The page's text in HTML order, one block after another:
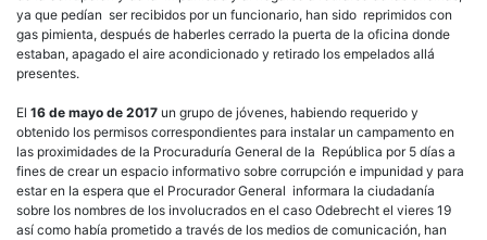
ya que pedían ser recibidos por un funcionario, han sido reprimidos con
gas pimienta, después de haberles cerrado la puerta de la oficina donde
estaban, apagado el aire acondicionado y retirado los empelados allá
presentes.
El 16 de mayo de 2017 un grupo de jóvenes, habiendo requerido y
obtenido los permisos correspondientes para instalar un campamento en
las proximidades de la Procuraduría General de la República por 5 días a
fines de crear un espacio informativo sobre corrupción e impunidad y para
estar en la espera que el Procurador General informara la ciudadanía
sobre los nombres de los involucrados en el caso Odebrecht el vieres 19
así como había prometido a través de los medios de comunicación, han